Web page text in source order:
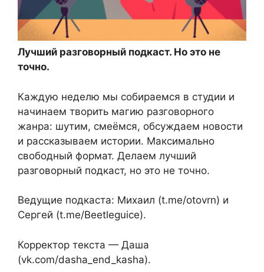
Лучший разговорный подкаст. Но это не
точно.
Каждую неделю мы собираемся в студии и
начинаем творить магию разговорного
жанра: шутим, смеёмся, обсуждаем новости
и рассказываем истории. Максимально
свободный формат. Делаем лучший
разговорный подкаст, но это не точно.
Ведущие подкаста: Михаил (t.me/otovrn) и
Сергей (t.me/Beetleguice).
Корректор текста — Даша
(vk.com/dasha_end_kasha).